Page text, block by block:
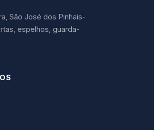
São José dos Pinhais-
espelhos, guarda-